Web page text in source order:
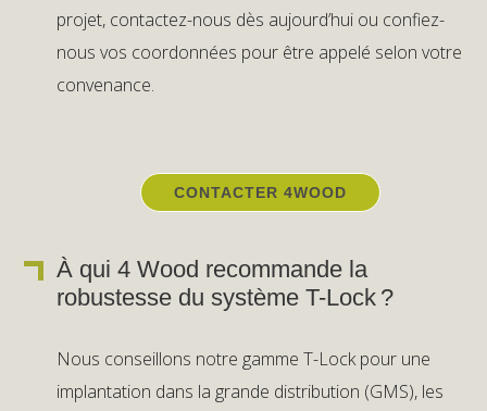
projet, contactez-nous dès aujourd’hui ou confiez-
nous vos coordonnées pour être appelé selon votre
convenance.
CONTACTER 4WOOD
À qui 4 Wood recommande la
robustesse du système T-Lock ?
Nous conseillons notre gamme T-Lock pour une
implantation dans la grande distribution (GMS), les